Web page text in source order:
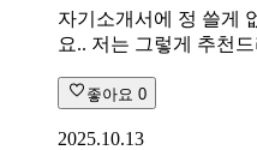
자기소개서에 정 쓸게
요.. 저는 그렇게 추천
좋아요 0
2025.10.13